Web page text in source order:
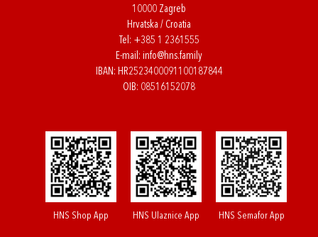
10000 Zagreb
Hrvatska / Croatia
Tel: +385 1 2361555
E-mail: info@hns.family
IBAN: HR2523400091100187844
OIB: 08516152078
HNS Shop App HNS Ulaznice App HNS Semafor App